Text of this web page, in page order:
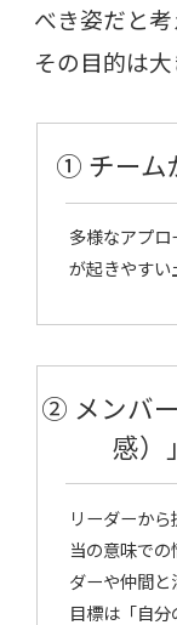
べき姿だと考
その目的は大
① チーム
多様なアプ
が起きやすい
② メンバ
感）
リーダーか
当の意味で
ダーや仲間と
目標は「自